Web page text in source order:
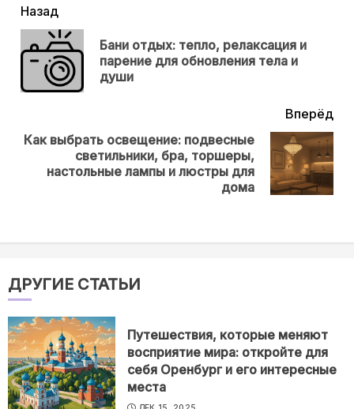
читать
еще
Назад
Бани отдых: тепло, релаксация и
парение для обновления тела и
души
Вперёд
post:
Как выбрать освещение: подвесные
светильники, бра, торшеры,
настольные лампы и люстры для
дома
ДРУГИЕ СТАТЬИ
Путешествия, которые меняют
восприятие мира: откройте для
себя Оренбург и его интересные
места
ДЕК 15, 2025